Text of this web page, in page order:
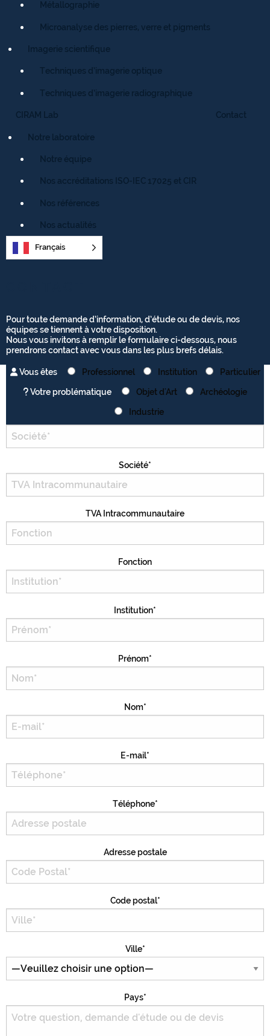
Métallographie
Microanalyse des pierres, verre et pigments
Imagerie scientifique
Techniques d’imagerie optique
Techniques d’imagerie radiographique
CIRAM Lab
Notre laboratoire
Notre équipe
Nos accréditations ISO-IEC 17025 et CIR
Nos références
Nos actualités
Contact
Français
Pour toute demande d’information, d’étude ou de devis, nos
équipes se tiennent à votre disposition.
Nous vous invitons à remplir le formulaire ci-dessous, nous
prendrons contact avec vous dans les plus brefs délais.
Vous êtes Professionnel Institution Particulier
Votre problématique Objet d'Art Archéologie
Industrie
Société*
TVA Intracommunautaire
Fonction
Institution*
Prénom*
Nom*
E-mail*
Téléphone*
Adresse postale
Code postal*
Ville*
Pays*